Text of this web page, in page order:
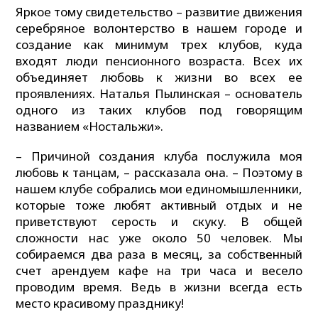
Яркое тому свидетельство – развитие движения
серебряное волонтерство в нашем городе и
создание как минимум трех клубов, куда
входят люди пенсионного возраста. Всех их
объединяет любовь к жизни во всех ее
проявлениях. Наталья Пылинская – основатель
одного из таких клубов под говорящим
названием «Ностальжи».
– Причиной создания клуба послужила моя
любовь к танцам, – рассказала она. – Поэтому в
нашем клубе собрались мои единомышленники,
которые тоже любят активный отдых и не
приветствуют серость и скуку. В общей
сложности нас уже около 50 человек. Мы
собираемся два раза в месяц, за собственный
счет арендуем кафе на три часа и весело
проводим время. Ведь в жизни всегда есть
место красивому празднику!